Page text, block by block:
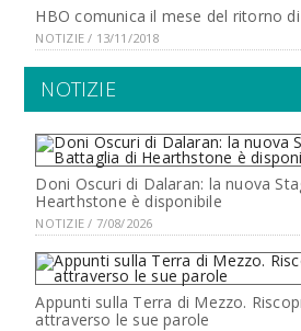
HBO comunica il mese del ritorno
NOTIZIE / 13/11/2018
NOTIZIE
Doni Oscuri di Dalaran: la nuova
Hearthstone è disponibile
NOTIZIE / 7/08/2026
Appunti sulla Terra di Mezzo.
attraverso le sue parole